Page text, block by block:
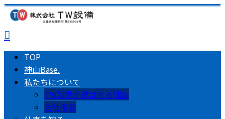
TOP
神山Base.
私たちについて
TW設備が選ばれる理由
会社概要